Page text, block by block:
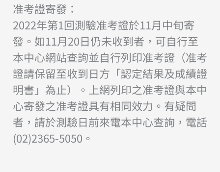
准考證寄發：
2022年第1回測驗准考證於11月中旬寄
發。如11月20日仍未收到者，可自行至
本中心網站查詢並自行列印准考證（准考
證請保留至收到日方「認定結果及成績證
明書」為止）。上網列印之准考證與本中
心寄發之准考證具有相同效力。有疑問
者，請於測驗日前來電本中心查詢，電話
(02)2365-5050。